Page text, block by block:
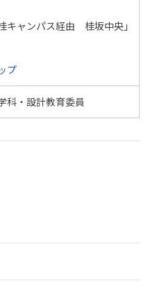
キャンパス経由 桂坂中央」
プ
科・設計教育委員